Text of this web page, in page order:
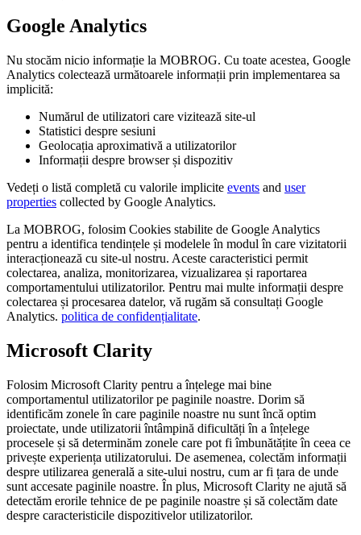
Google Analytics
Nu stocăm nicio informație la MOBROG. Cu toate acestea, Google
Analytics colectează următoarele informații prin implementarea sa
implicită:
Numărul de utilizatori care vizitează site-ul
Statistici despre sesiuni
Geolocația aproximativă a utilizatorilor
Informații despre browser și dispozitiv
Vedeți o listă completă cu valorile implicite events and user
properties collected by Google Analytics.
La MOBROG, folosim Cookies stabilite de Google Analytics
pentru a identifica tendințele și modelele în modul în care vizitatorii
interacționează cu site-ul nostru. Aceste caracteristici permit
colectarea, analiza, monitorizarea, vizualizarea și raportarea
comportamentului utilizatorilor. Pentru mai multe informații despre
colectarea și procesarea datelor, vă rugăm să consultați Google
Analytics. politica de confidențialitate.
Microsoft Clarity
Folosim Microsoft Clarity pentru a înțelege mai bine
comportamentul utilizatorilor pe paginile noastre. Dorim să
identificăm zonele în care paginile noastre nu sunt încă optim
proiectate, unde utilizatorii întâmpină dificultăți în a înțelege
procesele și să determinăm zonele care pot fi îmbunătățite în ceea ce
privește experiența utilizatorului. De asemenea, colectăm informații
despre utilizarea generală a site-ului nostru, cum ar fi țara de unde
sunt accesate paginile noastre. În plus, Microsoft Clarity ne ajută să
detectăm erorile tehnice de pe paginile noastre și să colectăm date
despre caracteristicile dispozitivelor utilizatorilor.